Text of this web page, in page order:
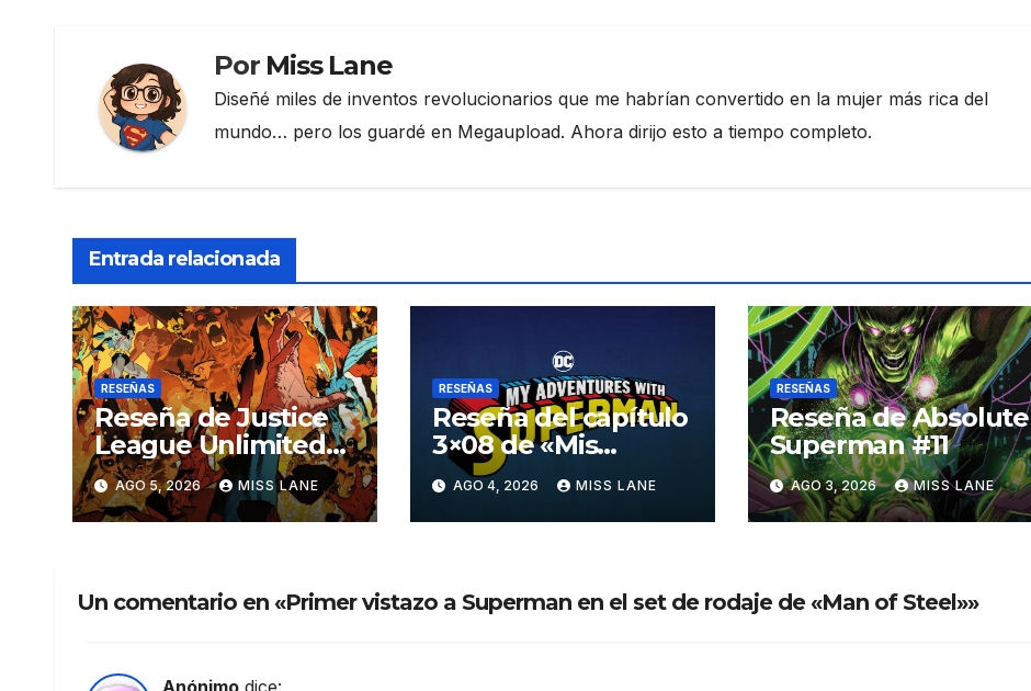
Por Miss Lane
Diseñé miles de inventos revolucionarios que me habrían convertido en la mujer más rica del
mundo… pero los guardé en Megaupload. Ahora dirijo esto a tiempo completo.
Entrada relacionada
RESEÑAS
Reseña de Justice
League Unlimited
#11AGO 5, 2026 MISS LANE
RESEÑAS
Reseña del capítulo
3×08 de «Mis
aventuras con
Superman»
AGO 4, 2026 MISS LANE
RESEÑAS
Reseña de Absolute
Superman #11
AGO 3, 2026 MISS LANE
Un comentario en «Primer vistazo a Superman en el set de rodaje de «Man of Steel»»
Anónimo dice: